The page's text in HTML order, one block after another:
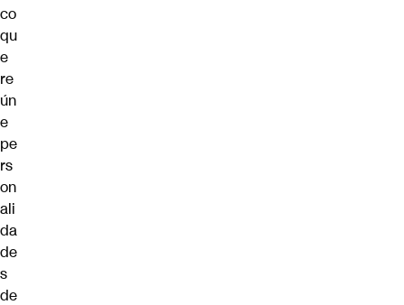
co
qu
e
re
ún
e
pe
rs
on
ali
da
de
s
de